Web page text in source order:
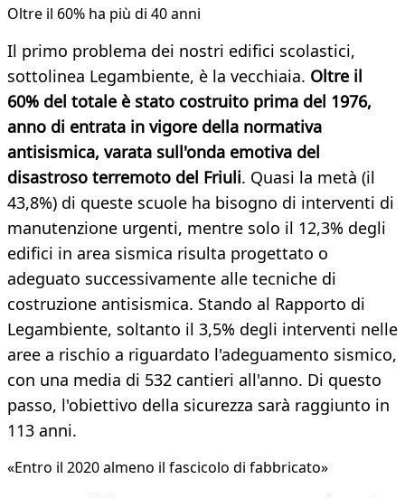
Oltre il 60% ha più di 40 anni
Il primo problema dei nostri edifici scolastici,
sottolinea Legambiente, è la vecchiaia. Oltre il
60% del totale è stato costruito prima del 1976,
anno di entrata in vigore della normativa
antisismica, varata sull'onda emotiva del
disastroso terremoto del Friuli. Quasi la metà (il
43,8%) di queste scuole ha bisogno di interventi di
manutenzione urgenti, mentre solo il 12,3% degli
edifici in area sismica risulta progettato o
adeguato successivamente alle tecniche di
costruzione antisismica. Stando al Rapporto di
Legambiente, soltanto il 3,5% degli interventi nelle
aree a rischio a riguardato l'adeguamento sismico,
con una media di 532 cantieri all'anno. Di questo
passo, l'obiettivo della sicurezza sarà raggiunto in
113 anni.
«Entro il 2020 almeno il fascicolo di fabbricato»